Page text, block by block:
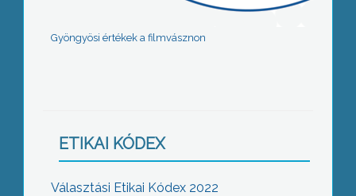
Gyöngyösi értékek a filmvásznon
ETIKAI KÓDEX
Választási Etikai Kódex 2022